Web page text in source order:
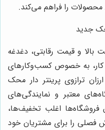
را فراهم می‌کند.
جدید
بالا و قیمت رقابتی، دغدغه
به خصوص کسب‌وکارهای
ترازوی پرینتر دار محک
معتبر و نمایندگی‌های
فروشگاه‌ها اغلب تخفیف‌ها،
فصلی را برای مشتریان خود